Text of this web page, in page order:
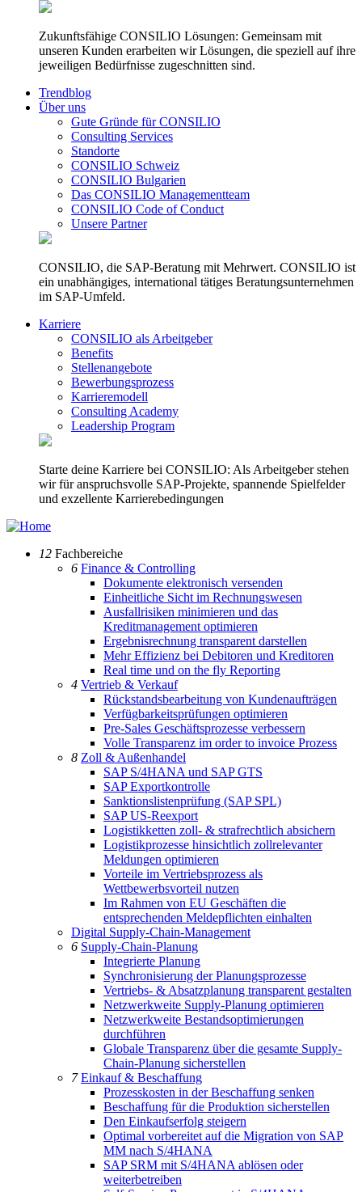
Zukunftsfähige CONSILIO Lösungen: Gemeinsam mit
unseren Kunden erarbeiten wir Lösungen, die speziell auf ihre
jeweiligen Bedürfnisse zugeschnitten sind.
Trendblog
Über uns
Gute Gründe für CONSILIO
Consulting Services
Standorte
CONSILIO Schweiz
CONSILIO Bulgarien
Das CONSILIO Managementteam
CONSILIO Code of Conduct
Unsere Partner
CONSILIO, die SAP-Beratung mit Mehrwert. CONSILIO ist
ein unabhängiges, international tätiges Beratungsunternehmen
im SAP-Umfeld.
Karriere
CONSILIO als Arbeitgeber
Benefits
Stellenangebote
Bewerbungsprozess
Karrieremodell
Consulting Academy
Leadership Program
Starte deine Karriere bei CONSILIO: Als Arbeitgeber stehen
wir für anspruchsvolle SAP-Projekte, spannende Spielfelder
und exzellente Karrierebedingungen
12 Fachbereiche
6 Finance & Controlling
Dokumente elektronisch versenden
Einheitliche Sicht im Rechnungswesen
Ausfallrisiken minimieren und das
Kreditmanagement optimieren
Ergebnisrechnung transparent darstellen
Mehr Effizienz bei Debitoren und Kreditoren
Real time und on the fly Reporting
4 Vertrieb & Verkauf
Rückstandsbearbeitung von Kundenaufträgen
Verfügbarkeitsprüfungen optimieren
Pre-Sales Geschäftsprozesse verbessern
Volle Transparenz im order to invoice Prozess
8 Zoll & Außenhandel
SAP S/4HANA und SAP GTS
SAP Exportkontrolle
Sanktionslistenprüfung (SAP SPL)
SAP US-Reexport
Logistikketten zoll- & strafrechtlich absichern
Logistikprozesse hinsichtlich zollrelevanter
Meldungen optimieren
Vorteile im Vertriebsprozess als
Wettbewerbsvorteil nutzen
Im Rahmen von EU Geschäften die
entsprechenden Meldepflichten einhalten
Digital Supply-Chain-Management
6 Supply-Chain-Planung
Integrierte Planung
Synchronisierung der Planungsprozesse
Vertriebs- & Absatzplanung transparent gestalten
Netzwerkweite Supply-Planung optimieren
Netzwerkweite Bestandsoptimierungen
durchführen
Globale Transparenz über die gesamte Supply-
Chain-Planung sicherstellen
7Einkauf & Beschaffung
Prozesskosten in der Beschaffung senken
Beschaffung für die Produktion sicherstellen
Den Einkaufserfolg steigern
Optimal vorbereitet auf die Migration von SAP
MM nach S/4HANA
SAP SRM mit S/4HANA ablösen oder
weiterbetreiben